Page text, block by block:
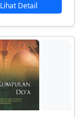
Lihat Detail